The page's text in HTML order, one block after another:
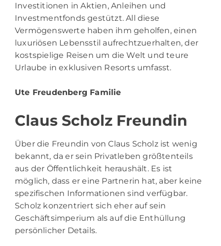
Investitionen in Aktien, Anleihen und
Investmentfonds gestützt. All diese
Vermögenswerte haben ihm geholfen, einen
luxuriösen Lebensstil aufrechtzuerhalten, der
kostspielige Reisen um die Welt und teure
Urlaube in exklusiven Resorts umfasst.
Ute Freudenberg Familie
Claus Scholz Freundin
Über die Freundin von Claus Scholz ist wenig
bekannt, da er sein Privatleben größtenteils
aus der Öffentlichkeit heraushält. Es ist
möglich, dass er eine Partnerin hat, aber keine
spezifischen Informationen sind verfügbar.
Scholz konzentriert sich eher auf sein
Geschäftsimperium als auf die Enthüllung
persönlicher Details.